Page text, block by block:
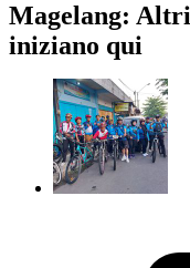
Magelang:
iniziano qui